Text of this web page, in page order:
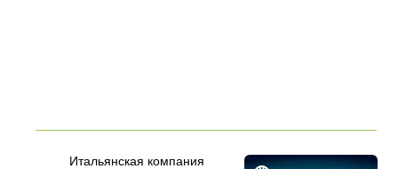
Итальянская компания